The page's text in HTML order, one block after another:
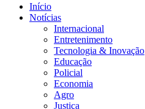
Início
Notícias
Internacional
Entretenimento
Tecnologia & Inovação
Educação
Policial
Economia
Agro
Justiça